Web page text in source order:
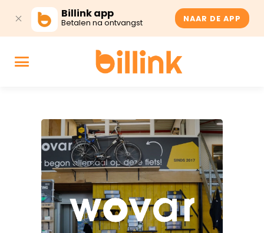
Billink app
Betalen na ontvangst NAAR DE APP